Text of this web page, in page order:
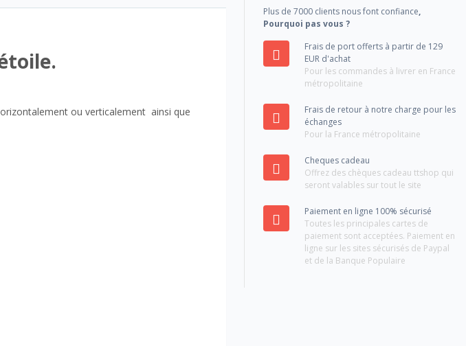
ou verticalement ainsi que
Plus de 7000 clients nous font confiance,
Pourquoi pas vous ?
Frais de port offerts à partir de 129
EUR d'achat
Pour les commandes à livrer en France
métropolitaine
Frais de retour à notre charge pour les
échanges
Pour la France métropolitaine
Cheques cadeau
Offrez des chèques cadeau ttshop qui
seront valables sur tout le site
Paiement en ligne 100% sécurisé
Toutes les principales cartes de
paiement sont acceptées. Paiement en
ligne sur les sites sécurisés de Paypal
et de la Banque Populaire